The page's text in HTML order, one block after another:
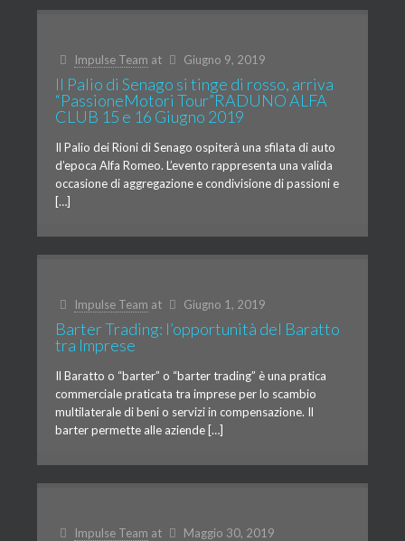
Impulse Team at Giugno 9, 2019
Il Palio di Senago si tinge di rosso, arriva
“PassioneMotori Tour”RADUNO ALFA
CLUB 15 e 16 Giugno 2019
Il Palio dei Rioni di Senago ospiterà una sfilata di auto
d’epoca Alfa Romeo. L’evento rappresenta una valida
occasione di aggregazione e condivisione di passioni e
[…]
Impulse Team at Giugno 1, 2019
Barter Trading: l’opportunità del Baratto
tra Imprese
Il Baratto o “barter” o “barter trading” è una pratica
commerciale praticata tra imprese per lo scambio
multilaterale di beni o servizi in compensazione. Il
barter permette alle aziende […]
Impulse Team at Maggio 30, 2019